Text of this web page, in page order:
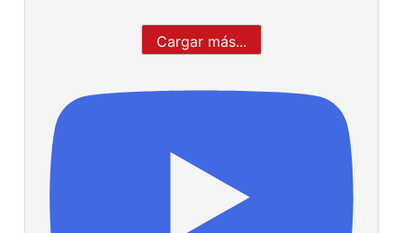
Cargar más...